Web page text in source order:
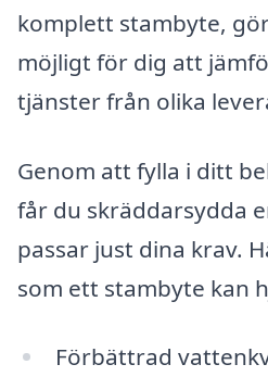
komplett stambyte,
möjligt för dig att
tjänster från olika
Genom att fylla i ditt
får du skräddarsydda
passar just dina krav.
som ett stambyte kan
Förbättrad